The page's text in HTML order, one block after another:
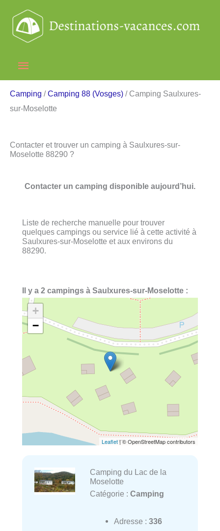
contenu
Menu
principal
Camping /Camping 88 (Vosges) / Camping Saulxures-
sur-Moselotte
Contacter et trouver un camping à Saulxures-sur-
Moselotte 88290 ?
Contacter un camping disponible aujourd’hui.
Liste de recherche manuelle pour trouver
quelques campings ou service lié à cette activité à
Saulxures-sur-Moselotte et aux environs du
88290.
Il y a 2 campings à Saulxures-sur-Moselotte :
+
−
Leaflet| © OpenStreetMap contributors
Camping du Lac de la
Moselotte
Catégorie : Camping
Adresse : 336